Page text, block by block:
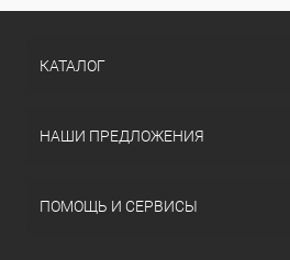
КАТАЛОГ
НАШИ ПРЕДЛОЖЕНИЯ
ПОМОЩЬ И СЕРВИСЫ